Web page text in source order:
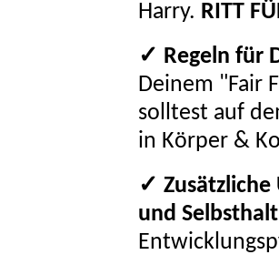
Harry. RITT
✓ Regeln für
Deinem "Fair
solltest auf
in Körper &
✓ Zusätzliche
und